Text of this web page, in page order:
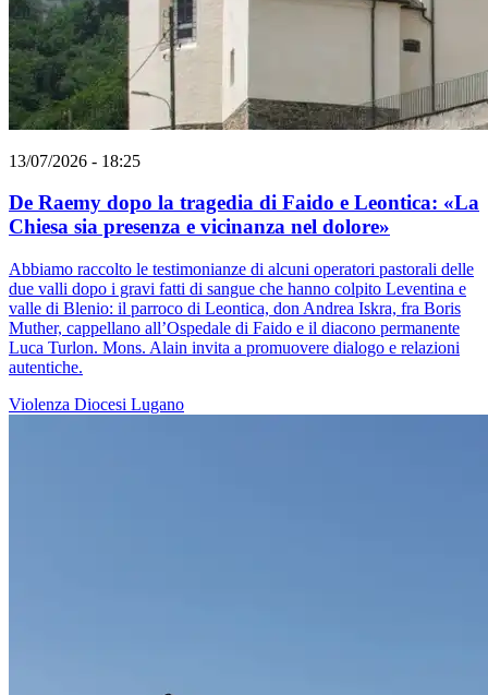
13/07/2026 - 18:25
De Raemy dopo la tragedia di Faido e Leontica: «La
Chiesa sia presenza e vicinanza nel dolore»
Abbiamo raccolto le testimonianze di alcuni operatori pastorali delle
due valli dopo i gravi fatti di sangue che hanno colpito Leventina e
valle di Blenio: il parroco di Leontica, don Andrea Iskra, fra Boris
Muther, cappellano all’Ospedale di Faido e il diacono permanente
Luca Turlon. Mons. Alain invita a promuovere dialogo e relazioni
autentiche.
Violenza Diocesi Lugano